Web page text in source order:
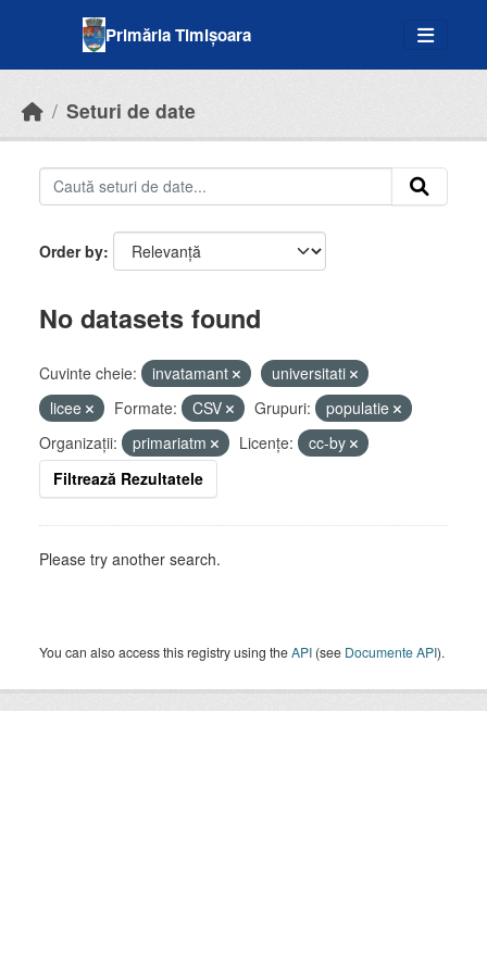
Primăria Timișoara
Seturi de date
Order by
No datasets found
Cuvinte cheie: invatamant
universitati
licee
Formate: CSV Grupuri:
populatie
Organizații:
primariatm Licenţe:
cc-by
Filtrează Rezultatele
Please try another search.
You can also access this registry using theAPI (see Documente API).